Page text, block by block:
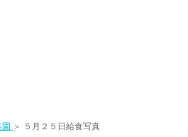
＞ ５月２５日給食写真